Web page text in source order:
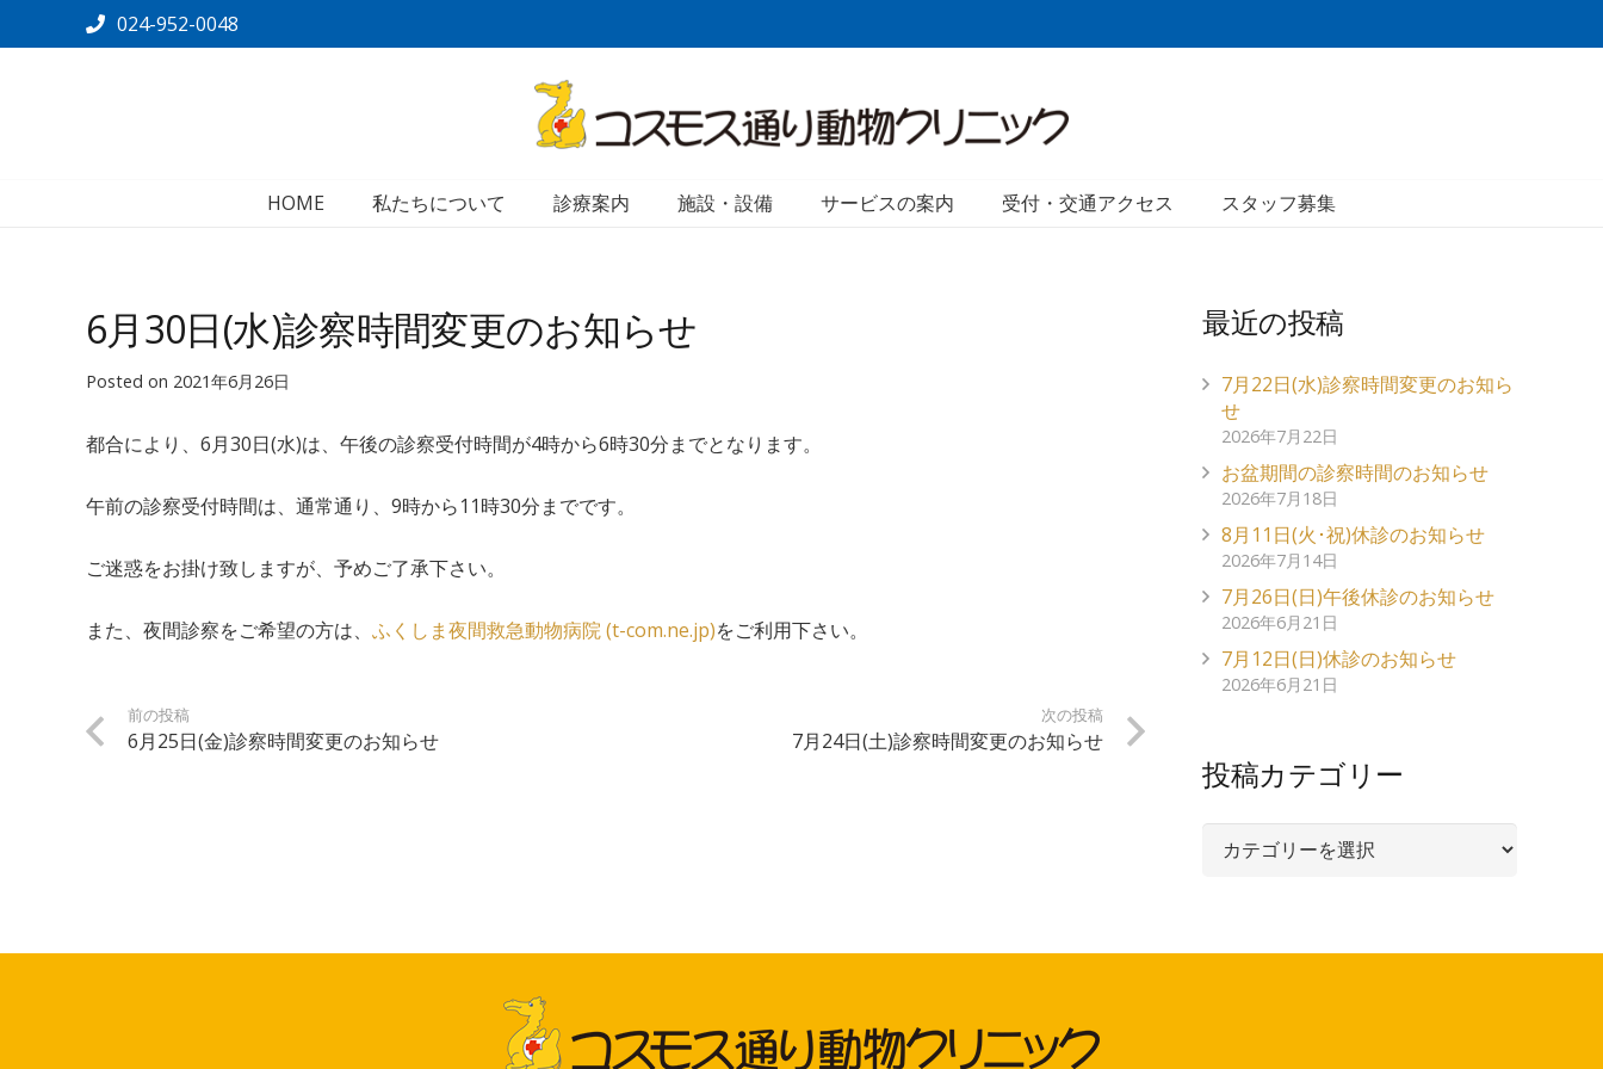
024-952-0048
HOME 私たちについて 診療案内 施設・設備 サービスの案内 受付・交通アクセス スタッフ募集
6月30日(水)診察時間変更のお知らせ
Posted on 2021年6月26日
都合により、6月30日(水)は、午後の診察受付時間が4時から6時30分までとなります。
午前の診察受付時間は、通常通り、9時から11時30分までです。
ご迷惑をお掛け致しますが、予めご了承下さい。
また、夜間診察をご希望の方は、 ふくしま夜間救急動物病院 (t-com.ne.jp)をご利用下さい。
前の投稿
6月25日(金)診察時間変更のお知らせ
次の投稿
7月24日(土)診察時間変更のお知らせ
最近の投稿
7月22日(水)診察時間変更のお知ら
せ
2026年7月22日
お盆期間の診察時間のお知らせ
2026年7月18日
8月11日(火･祝)休診のお知らせ
2026年7月14日
7月26日(日)午後休診のお知らせ
2026年6月21日
7月12日(日)休診のお知らせ
2026年6月21日
投稿カテゴリー